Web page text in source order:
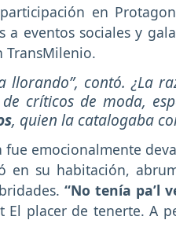
en
a eventos sociales y
TransMilenio.
llorando”, contó. ¿La
críticos de moda,
, quien la catalogaba
fue emocionalmente
en su habitación,
“No tenía pa’l
El placer de tenerte. A